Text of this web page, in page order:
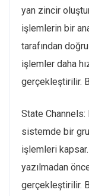
yan zincir
işlemlerin bir
tarafından
işlemler daha
gerçekleştirilir.
State Channels:
sistemde bir
işlemleri
yazılmadan
gerçekleştirilir.